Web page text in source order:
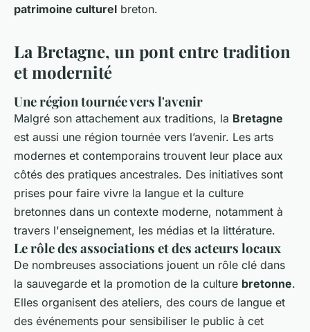
patrimoine culturel breton.
La Bretagne, un pont entre tradition
et modernité
Une région tournée vers l'avenir
Malgré son attachement aux traditions, la Bretagne
est aussi une région tournée vers l’avenir. Les arts
modernes et contemporains trouvent leur place aux
côtés des pratiques ancestrales. Des initiatives sont
prises pour faire vivre la langue et la culture
bretonnes dans un contexte moderne, notamment à
travers l'enseignement, les médias et la littérature.
Le rôle des associations et des acteurs locaux
De nombreuses associations jouent un rôle clé dans
la sauvegarde et la promotion de la culture bretonne.
Elles organisent des ateliers, des cours de langue et
des événements pour sensibiliser le public à cet